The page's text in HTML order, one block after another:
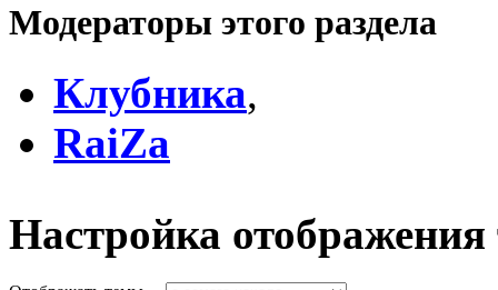
Модераторы этого раздела
Клубника,
RaiZa
Настройка отображения